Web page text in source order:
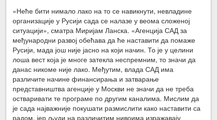
«Неће бити нимало лако на то се навикнути, невладине
организације у Русији сада се налазе у веома сложеној
ситуацији», сматра Миријам Ланска. «Агенција САД за
међународни развој обећава да ће наставити да помаже
Русији, мада још није јасно на који начин. То је у целини
лоша вест која је многе затекла неспремним, то значи да
данас никоме није лако. Међутим, влада САД има
различите начине финансирања и затварање
представништва агенције у Москви не значи да не треба
остваривати те програме по другим каналима. Мислим да
је сада најважније покушати размислити како наставити са
радом, јер људи на различитим нивоима изражавају